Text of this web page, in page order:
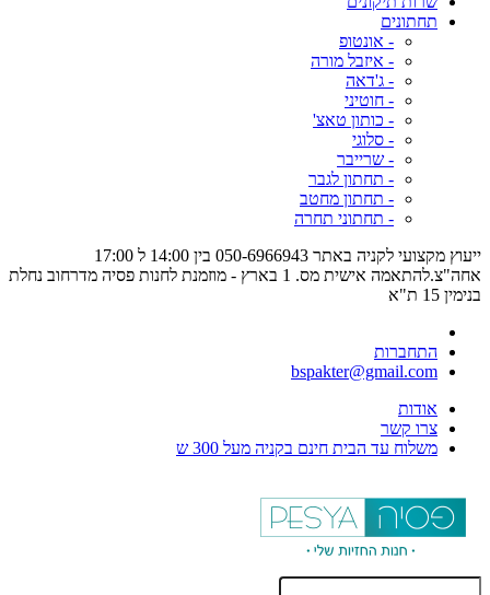
תחתונים
- אונטופ
- איזבל מורה
- ג'דאה
- חוטיני
- כותון טאצ'
- סלוגי
- שרייבר
- תחתון לגבר
- תחתון מחטב
- תחתוני תחרה
ייעוץ מקצועי לקניה באתר 050-6966943 בין 14:00 ל 17:00
אחה"צ.להתאמה אישית מס. 1 בארץ - מוזמנת לחנות פסיה מדרחוב נחלת
בנימין 15 ת"א
התחברות
bspakter@gmail.com
אודות
צרו קשר
משלוח עד הבית חינם בקניה מעל 300 ש